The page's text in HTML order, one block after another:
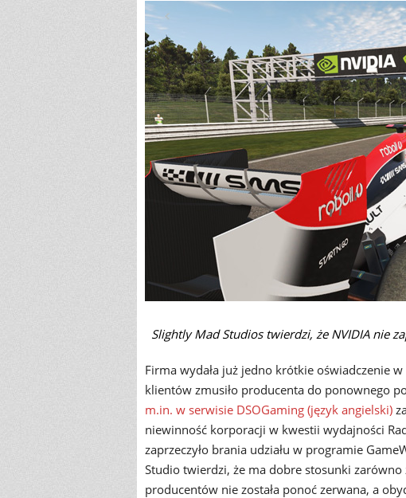
Slightly Mad Studios twierdzi, że NVIDIA nie
Firma wydała już jedno krótkie oświadczenie
klientów zmusiło producenta do ponownego
m.in. w serwisie DSOGaming (język angielski)
niewinność korporacji w kwestii wydajności
zaprzeczyło brania udziału w programie
Studio twierdzi, że ma dobre stosunki zarówno
producentów nie została ponoć zerwana, a